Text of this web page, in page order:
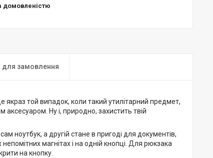
домовленістю
для замовлення
якраз той випадок, коли такий утилітарний предмет,
Ну і, природно, захистить твій
ноутбук, а другій стане в пригоді для документів,
магнітах і на одній кнопці. Для рюкзака
на кнопку.